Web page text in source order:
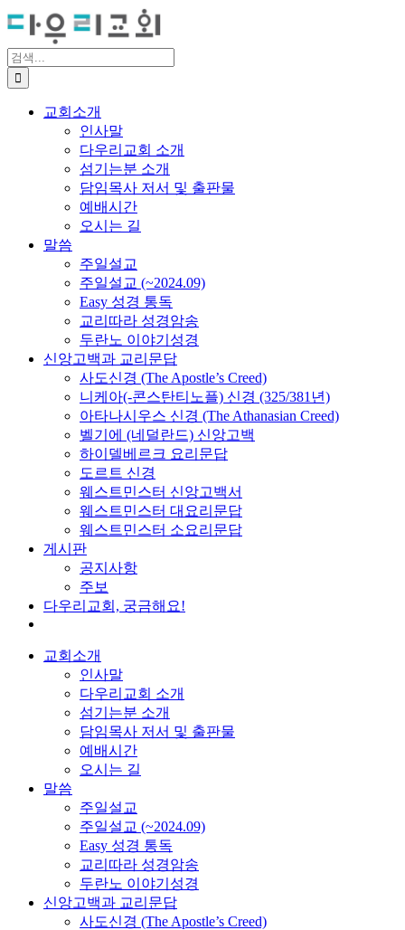
Skip
to
content
검
색
...
교회소개
인사말
다우리교회 소개
섬기는분 소개
담임목사 저서 및 출판물
예배시간
오시는 길
말씀
주일설교
주일설교 (~2024.09)
Easy 성경 통독
교리따라 성경암송
두란노 이야기성경
신앙고백과 교리문답
사도신경 (The Apostle’s Creed)
니케아(-콘스탄티노플) 신경 (325/381년)
아타나시우스 신경 (The Athanasian Creed)
벨기에 (네덜란드) 신앙고백
하이델베르크 요리문답
도르트 신경
웨스트민스터 신앙고백서
웨스트민스터 대요리문답
웨스트민스터 소요리문답
게시판
공지사항
주보
다우리교회, 궁금해요!
교회소개
인사말
다우리교회 소개
섬기는분 소개
담임목사 저서 및 출판물
예배시간
오시는 길
말씀
주일설교
주일설교 (~2024.09)
Easy 성경 통독
교리따라 성경암송
두란노 이야기성경
신앙고백과 교리문답
사도신경 (The Apostle’s Creed)